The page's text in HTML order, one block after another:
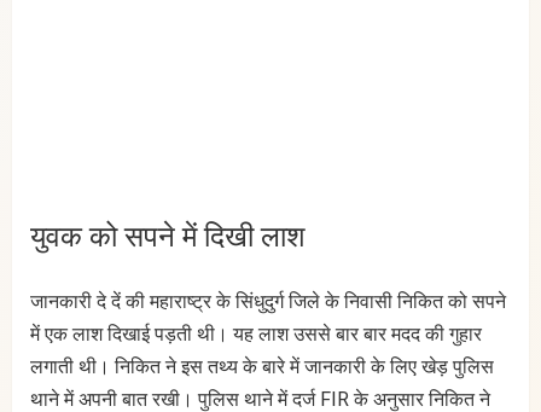
युवक को सपने में दिखी लाश
जानकारी दे दें की महाराष्ट्र के सिंधुदुर्ग जिले के निवासी निकित को सपने
में एक लाश दिखाई पड़ती थी। यह लाश उससे बार बार मदद की गुहार
लगाती थी। निकित ने इस तथ्य के बारे में जानकारी के लिए खेड़ पुलिस
थाने में अपनी बात रखी। पुलिस थाने में दर्ज FIR के अनुसार निकित ने